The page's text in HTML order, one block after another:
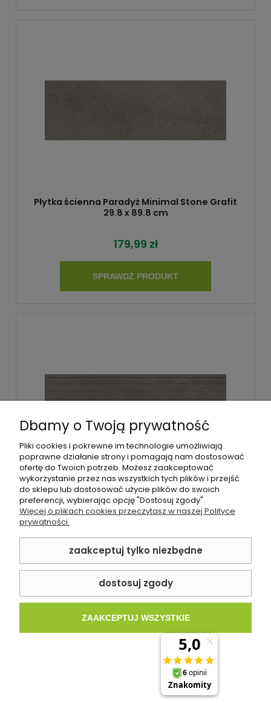
Płytka ścienna Paradyż Minimal Stone Grafit
29.8 x 89.8 cm
179,99 zł
SPRAWDŹ PRODUKT
Płytka ścienna Paradyż Minimal Stone Grafit
Struktura 29.8 x 89.8 cm
192,00 zł
SPRAWDŹ PRODUKT
Dbamy o Twoją prywatność
Pliki cookies i pokrewne im technologie umożliwiają
poprawne działanie strony i pomagają nam dostosować
ofertę do Twoich potrzeb. Możesz zaakceptować
wykorzystanie przez nas wszystkich tych plików i przejść
do sklepu lub dostosować użycie plików do swoich
preferencji, wybierając opcję "Dostosuj zgody".
Więcej o plikach cookies przeczytasz w naszej Polityce
prywatności.
zaakceptuj tylko niezbędne
dostosuj zgody
ZAAKCEPTUJ WSZYSTKIE